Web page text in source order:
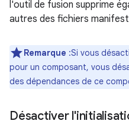
l'outil de fusion supprime
autres des fichiers
Remarque :Si vous
pour un composant, vous
des dépendances de ce
Désactiver